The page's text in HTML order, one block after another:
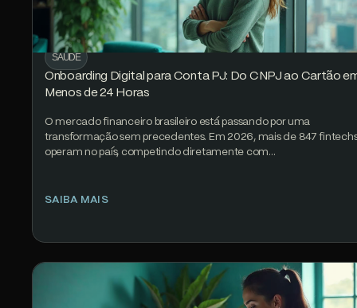
SAÚDE
Onboarding Digital para Conta PJ: Do CNPJ ao Cartão
Menos de 24 Horas
O mercado financeiro brasileiro está passando por uma
transformação sem precedentes. Em 2026, mais de 847
operam no país, competindo diretamente com…
SAIBA MAIS